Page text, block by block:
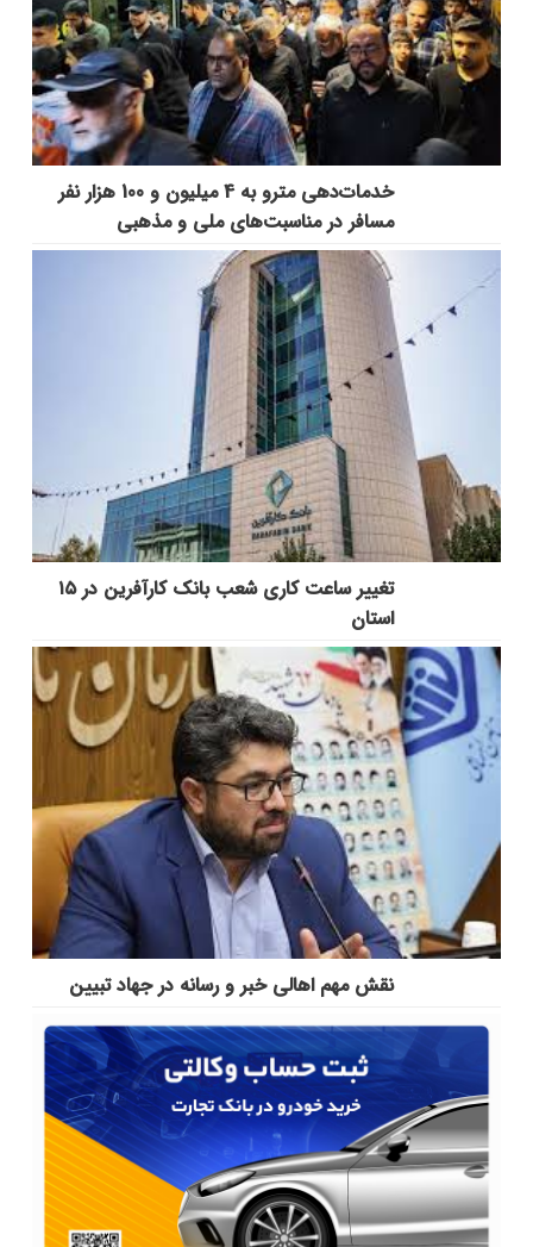
خدمات‌دهي مترو به 4 ميليون و 100 هزار نفر
مسافر در مناسبت‌هاي ملي و مذهبي
تغییر ساعت کاری شعب بانک کارآفرین در ۱۵
استان
نقش مهم اهالی خبر و رسانه در جهاد تبیین